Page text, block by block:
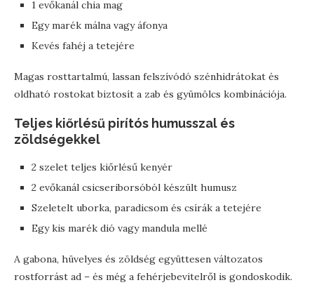
1 evőkanál chia mag
Egy marék málna vagy áfonya
Kevés fahéj a tetejére
Magas rosttartalmú, lassan felszívódó szénhidrátokat és
oldható rostokat biztosít a zab és gyümölcs kombinációja.
Teljes kiőrlésű pirítós humusszal és
zöldségekkel
2 szelet teljes kiőrlésű kenyér
2 evőkanál csicseriborsóból készült humusz
Szeletelt uborka, paradicsom és csírák a tetejére
Egy kis marék dió vagy mandula mellé
A gabona, hüvelyes és zöldség együttesen változatos
rostforrást ad – és még a fehérjebevitelről is gondoskodik.